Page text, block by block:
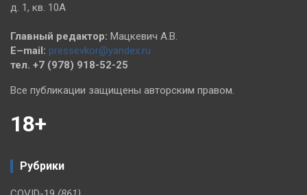
д. 1, кв. 10А
Главный редактор: Мацкевич А.В.
E–mail: pressevkor@yandex.ru
тел. +7 (978) 918-52-25
Все публикации защищены авторским правом.
18+
Рубрики